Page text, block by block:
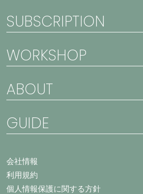
SUBSCRIPTION
WORKSHOP
ABOUT
GUIDE
会社情報
利用規約
個人情報保護に関する方針